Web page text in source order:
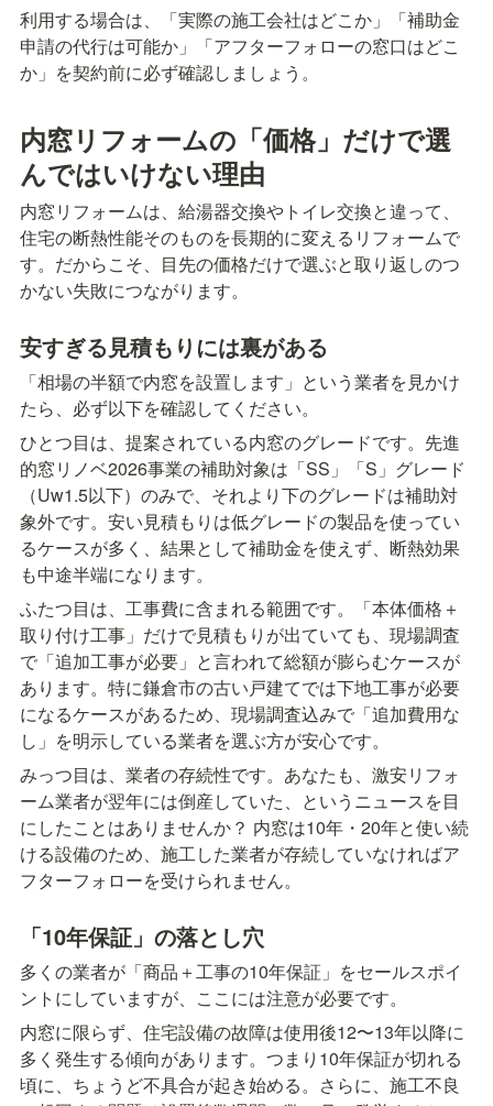
利用する場合は、「実際の施工会社はどこか」「補助金
申請の代行は可能か」「アフターフォローの窓口はどこ
か」を契約前に必ず確認しましょう。
内窓リフォームの「価格」だけで選
んではいけない理由
内窓リフォームは、給湯器交換やトイレ交換と違って、
住宅の断熱性能そのものを長期的に変えるリフォームで
す。だからこそ、目先の価格だけで選ぶと取り返しのつ
かない失敗につながります。
安すぎる見積もりには裏がある
「相場の半額で内窓を設置します」という業者を見かけ
たら、必ず以下を確認してください。
ひとつ目は、提案されている内窓のグレードです。先進
的窓リノベ2026事業の補助対象は「SS」「S」グレード
（Uw1.5以下）のみで、それより下のグレードは補助対
象外です。安い見積もりは低グレードの製品を使ってい
るケースが多く、結果として補助金を使えず、断熱効果
も中途半端になります。
ふたつ目は、工事費に含まれる範囲です。「本体価格＋
取り付け工事」だけで見積もりが出ていても、現場調査
で「追加工事が必要」と言われて総額が膨らむケースが
あります。特に鎌倉市の古い戸建てでは下地工事が必要
になるケースがあるため、現場調査込みで「追加費用な
し」を明示している業者を選ぶ方が安心です。
みっつ目は、業者の存続性です。あなたも、激安リフォ
ーム業者が翌年には倒産していた、というニュースを目
にしたことはありませんか？ 内窓は10年・20年と使い続
ける設備のため、施工した業者が存続していなければア
フターフォローを受けられません。
「10年保証」の落とし穴
多くの業者が「商品＋工事の10年保証」をセールスポイ
ントにしていますが、ここには注意が必要です。
内窓に限らず、住宅設備の故障は使用後12〜13年以降に
多く発生する傾向があります。つまり10年保証が切れる
頃に、ちょうど不具合が起き始める。さらに、施工不良